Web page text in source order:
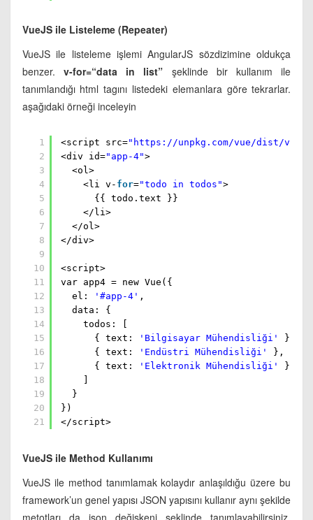
VueJS ile Listeleme (Repeater)
VueJS ile listeleme işlemi AngularJS sözdizimine oldukça
benzer. v-for=“data in list” şeklinde bir kullanım ile
tanımlandığı html tagını listedeki elemanlara göre tekrarlar.
aşağıdaki örneği inceleyin
1
2
3
4
5
6
7
8
9
10
11
12
13
14
15
16
17
18
19
20
21
<script src=" https://unpkg.com/vue/dist/
<div id="app-4">
<ol>
<li v- for="todo in todos">
{{ todo.text }}
</li>
</ol>
</div>
<script>
var app4 = new Vue({
el:
'#app-4' ,
data: {
todos: [
{ text:
'Bilgisayar Mühendisliği'
},
{ text:
'Endüstri Mühendisliği'
},
{ text:
'Elektronik Mühendisliği'
}
}
})
</script>
VueJS ile Method Kullanımı
VueJS ile method tanımlamak kolaydır anlaşıldığu üzere bu
framework’un genel yapısı JSON yapısını kullanır aynı şekilde